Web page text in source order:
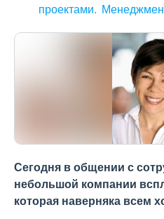
проектами
Сегодня в общении с
небольшой компании
которая наверняка всем